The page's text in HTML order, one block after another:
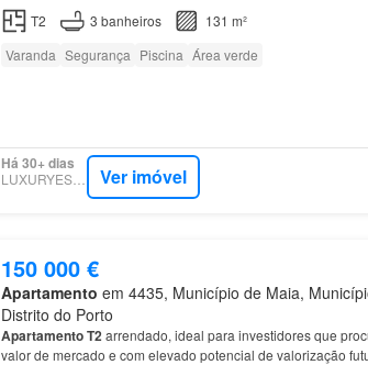
T2
3 banheiros
131 m²
Varanda Segurança Piscina Área verde
Há 30+ dias
LUXURYESTATE Ver imóvel
150 000 €
Apartamento em 4435, Município de Maia,
Distrito do Porto
ApartamentoT2arrendado, ideal para investidores que
valor de mercado e com elevado potencial de valorização